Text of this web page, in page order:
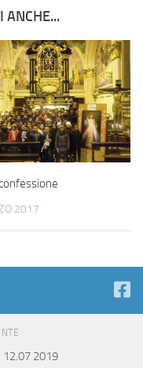
ANCHE...
2017
12.07 2019